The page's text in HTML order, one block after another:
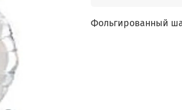
Фольгированный